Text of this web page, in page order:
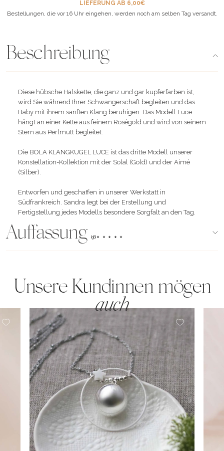
LIEFERUNG AB 6,00€
Bestellungen, die vor 16 Uhr eingehen, werden noch am selben Tag versandt.
Beschreibung
Diese hübsche Halskette, die ganz und gar kupferfarben ist,
wird Sie während Ihrer Schwangerschaft begleiten und das
Baby mit ihrem sanften Klang beruhigen. Das Modell Luce
hängt an einer Kette aus feinem Roségold und wird von seinem
Stern aus Perlmutt begleitet.
Die BOLA KLANGKUGEL LUCE ist das dritte Modell unserer
Konstellation-Kollektion mit der Solal (Gold) und der Aimé
(Silber).
Entworfen und geschaffen in unserer Werkstatt in
Südfrankreich. Sandra legt bei der Erstellung und
Fertigstellung jedes Modells besondere Sorgfalt an den Tag.
Auffassung(96)
Unsere Kundinnen mögen
auch